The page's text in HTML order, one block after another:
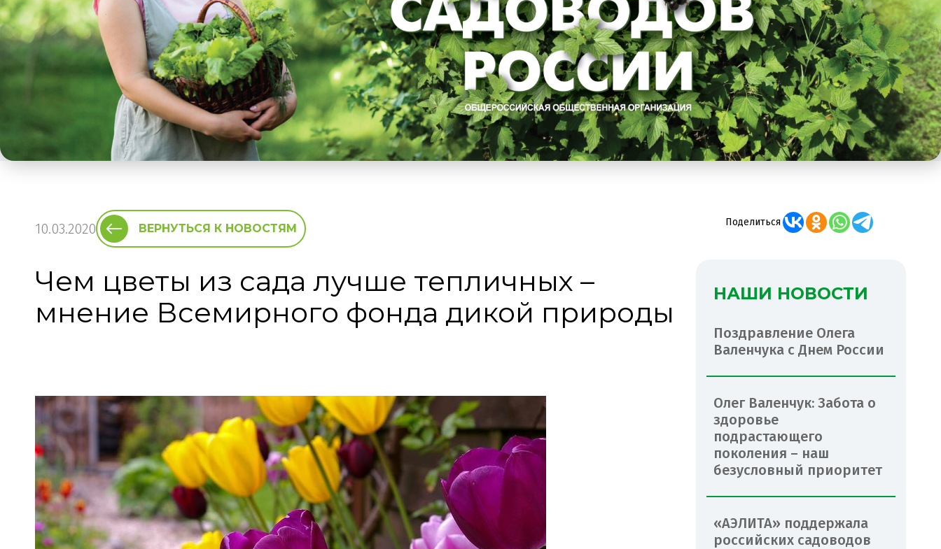
10.03.2020 ВЕРНУТЬСЯ К НОВОСТЯМ
Чем цветы из сада лучше тепличных –
мнение Всемирного фонда дикой природы
Поделиться
НАШИ НОВОСТИ
Поздравление Олега
Валенчука с Днем России
Олег Валенчук: Забота о
здоровье
подрастающего
поколения – наш
безусловный приоритет
«АЭЛИТА» поддержала
российских садоводов